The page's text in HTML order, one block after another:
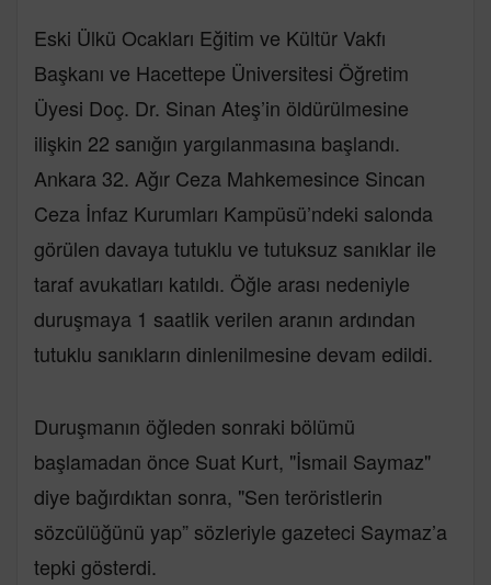
Eski Ülkü Ocakları Eğitim ve Kültür Vakfı
Başkanı ve Hacettepe Üniversitesi Öğretim
Üyesi Doç. Dr. Sinan Ateş’in öldürülmesine
ilişkin 22 sanığın yargılanmasına başlandı.
Ankara 32. Ağır Ceza Mahkemesince Sincan
Ceza İnfaz Kurumları Kampüsü’ndeki salonda
görülen davaya tutuklu ve tutuksuz sanıklar ile
taraf avukatları katıldı. Öğle arası nedeniyle
duruşmaya 1 saatlik verilen aranın ardından
tutuklu sanıkların dinlenilmesine devam edildi.
Duruşmanın öğleden sonraki bölümü
başlamadan önce Suat Kurt, "İsmail Saymaz"
diye bağırdıktan sonra, "Sen teröristlerin
sözcülüğünü yap” sözleriyle gazeteci Saymaz’a
tepki gösterdi.